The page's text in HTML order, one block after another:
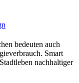
bedeuten auch
Smart
nachhaltiger